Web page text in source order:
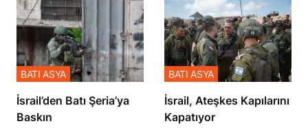
​​​​​​​İsrail’den Batı Şeria’ya
Baskın
BATI ASYA
İsrail, Ateşkes Kapılarını
Kapatıyor
BATI ASYA